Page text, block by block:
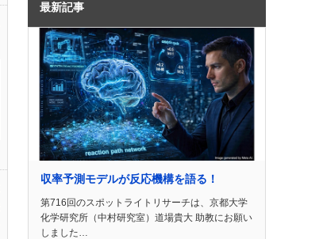
最新記事
収率予測モデルが反応機構を語る！
第716回のスポットライトリサーチは、京都大学
化学研究所（中村研究室）道場貴大 助教にお願い
しました…